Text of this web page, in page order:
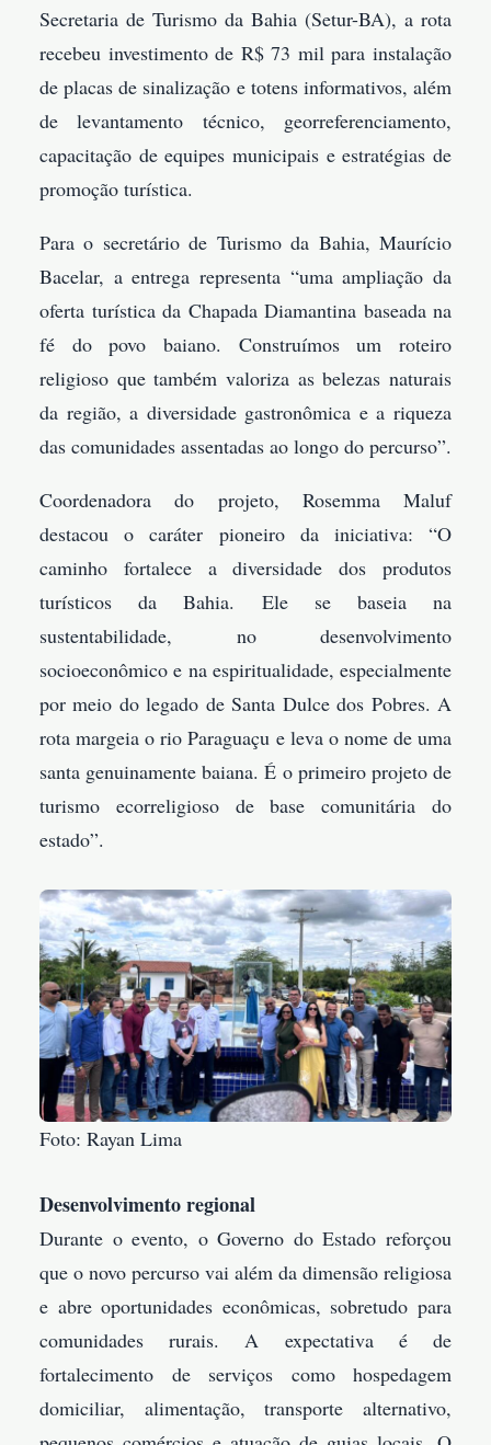
Secretaria de Turismo da Bahia (Setur-BA), a rota
recebeu investimento de R$ 73 mil para instalação
de placas de sinalização e totens informativos, além
de levantamento técnico, georreferenciamento,
capacitação de equipes municipais e estratégias de
promoção turística.
Para o secretário de Turismo da Bahia, Maurício
Bacelar, a entrega representa “uma ampliação da
oferta turística da Chapada Diamantina baseada na
fé do povo baiano. Construímos um roteiro
religioso que também valoriza as belezas naturais
da região, a diversidade gastronômica e a riqueza
das comunidades assentadas ao longo do percurso”.
Coordenadora do projeto, Rosemma Maluf
destacou o caráter pioneiro da iniciativa: “O
caminho fortalece a diversidade dos produtos
turísticos da Bahia. Ele se baseia na
sustentabilidade, no desenvolvimento
socioeconômico e na espiritualidade, especialmente
por meio do legado de Santa Dulce dos Pobres. A
rota margeia o rio Paraguaçu e leva o nome de uma
santa genuinamente baiana. É o primeiro projeto de
turismo ecorreligioso de base comunitária do
estado”.
Foto: Rayan Lima
Desenvolvimento regional
Durante o evento, o Governo do Estado reforçou
que o novo percurso vai além da dimensão religiosa
e abre oportunidades econômicas, sobretudo para
comunidades rurais. A expectativa é de
fortalecimento de serviços como hospedagem
domiciliar, alimentação, transporte alternativo,